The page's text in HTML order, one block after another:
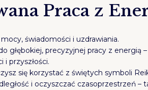
Praca z
świadomości i uzdrawiania.
głębokiej, precyzyjnej pracy z energią
i przyszłości.
się korzystać z świętych symboli
i oczyszczać czasoprzestrzeń –